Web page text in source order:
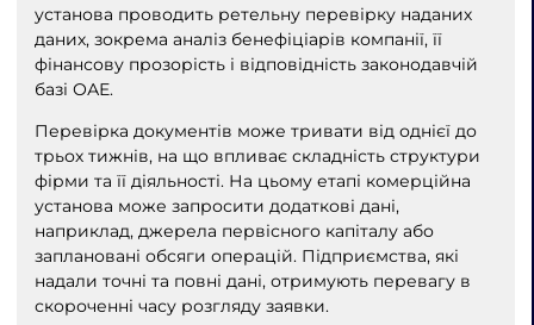
установа проводить ретельну перевірку наданих
даних, зокрема аналіз бенефіціарів компанії, її
фінансову прозорість і відповідність законодавчій
базі ОАЕ.
Перевірка документів може тривати від однієї до
трьох тижнів, на що впливає складність структури
фірми та її діяльності. На цьому етапі комерційна
установа може запросити додаткові дані,
наприклад, джерела первісного капіталу або
заплановані обсяги операцій. Підприємства, які
надали точні та повні дані, отримують перевагу в
скороченні часу розгляду заявки.